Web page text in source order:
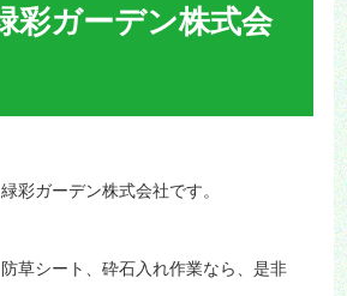
彩ガーデン株式会
彩ガーデン株式会社です。
草シート、砕石入れ作業なら、是非